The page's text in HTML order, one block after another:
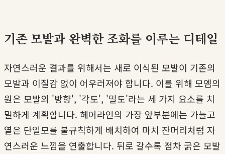
기존 모발과 완벽한 조화를 이루는 디테일
자연스러운 결과를 위해서는 새로 이식된 모발이 기존의
모발과 이질감 없이 어우러져야 합니다. 이를 위해 모엠의
원은 모발의 '방향', '각도', '밀도'라는 세 가지 요소를 치
밀하게 계획합니다. 헤어라인의 가장 앞부분에는 가늘고
옅은 단일모를 불규칙하게 배치하여 마치 잔머리처럼 자
연스러운 느낌을 연출합니다. 뒤로 갈수록 점차 굵은 모발